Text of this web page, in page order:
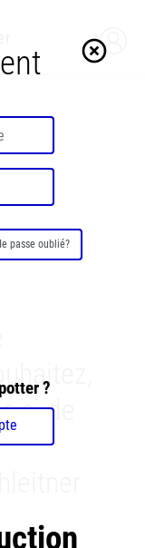
highlight_off
passe oublié?
?
si de